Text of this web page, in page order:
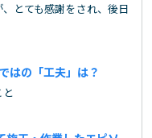
とても感謝をされ、後日
はの「工夫」は？